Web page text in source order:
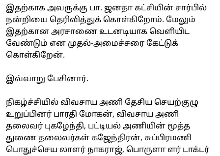
இதற்காக அவருக்கு பா. ஜனதா கட்சியின் சார்பில்
நன்றியை தெரிவித்துக் கொள்கிறோம். மேலும்
இதற்கான அரசாணை உடனடியாக வெளியிட
வேண்டும் என முதல்-அமைச்சரை கேட்டுக்
கொள்கிறேன்.
இவ்வாறு பேசினார்.
நிகழ்ச்சியில் விவசாய அணி தேசிய செயற்குழு
உறுப்பினர் பாரதி மோகன், விவசாய அணி
தலைவர் புகழேந்தி, பட்டியல் அணியின் மூத்த
துணை தலைவர்கள் கஜேந்திரன், சுப்பிரமணி
பொதுச்செய லாளர் நாகராஜ், பொருளா ளர் டாக்டர்